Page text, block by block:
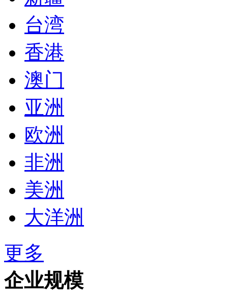
台湾
香港
澳门
亚洲
欧洲
非洲
美洲
大洋洲
更多
企业规模